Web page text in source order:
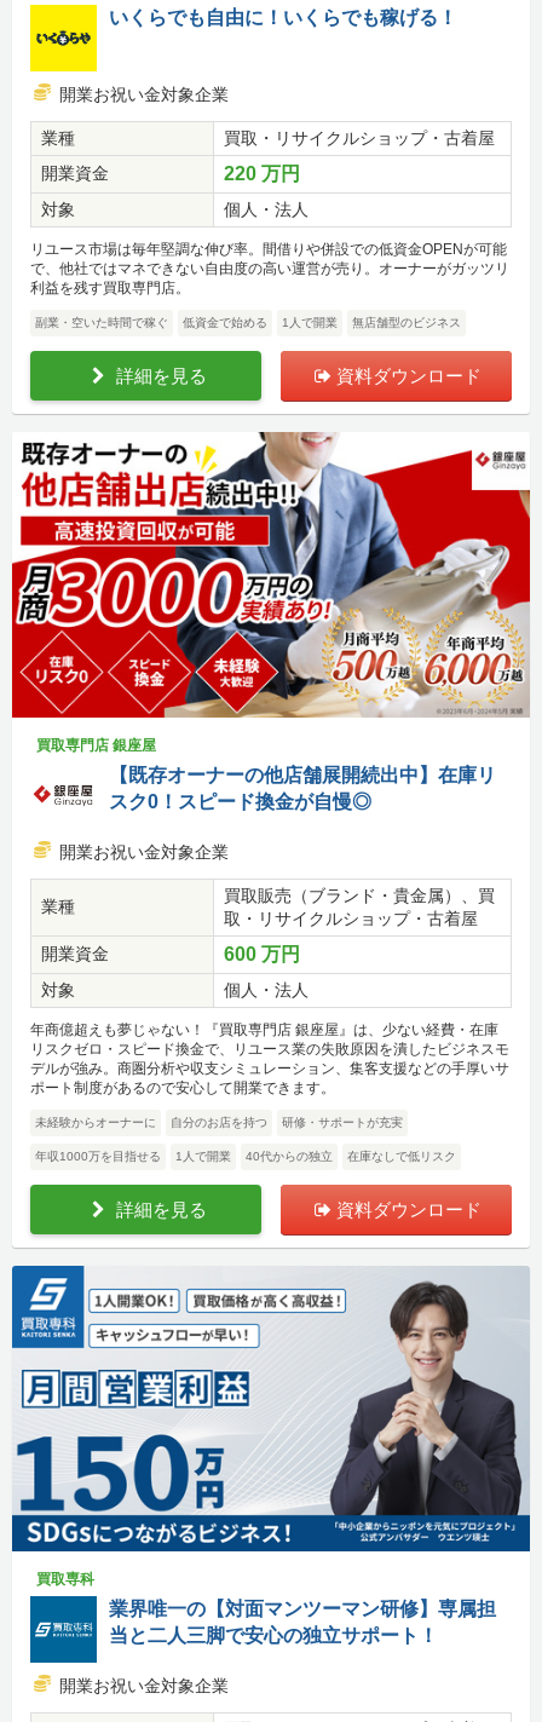
いくらでも自由に！いくらでも稼げる！
開業お祝い金対象企業
業種
買取・リサイクルショップ・古着屋
開業資金
220 万円
対象 個人・法人
リユース市場は毎年堅調な伸び率。間借りや併設での低資金OPENが可能
で、他社ではマネできない自由度の高い運営が売り。オーナーがガッツリ
利益を残す買取専門店。
副業・空いた時間で稼ぐ 低資金で始める 1人で開業 無店舗型のビジネス
詳細を見る 資料ダウンロード
買取専門店 銀座屋
【既存オーナーの他店舗展開続出中】在庫リ
スク0！スピード換金が自慢◎
開業お祝い金対象企業
業種
買取販売（ブランド・貴金属）、買
取・リサイクルショップ・古着屋
開業資金
600 万円
対象 個人・法人
年商億超えも夢じゃない！『買取専門店 銀座屋』は、少ない経費・在庫
リスクゼロ・スピード換金で、リユース業の失敗原因を潰したビジネスモ
デルが強み。商圏分析や収支シミュレーション、集客支援などの手厚いサ
ポート制度があるので安心して開業できます。
未経験からオーナーに 自分のお店を持つ 研修・サポートが充実
年収1000万を目指せる 1人で開業 40代からの独立 在庫なしで低リスク
詳細を見る 資料ダウンロード
買取専科
業界唯一の【対面マンツーマン研修】専属担
当と二人三脚で安心の独立サポート！
開業お祝い金対象企業